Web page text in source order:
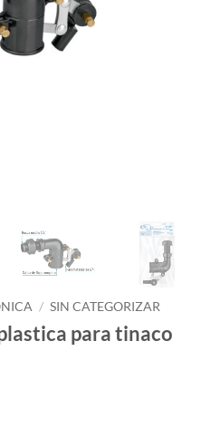
/ SIN CATEGORIZAR
para tinaco